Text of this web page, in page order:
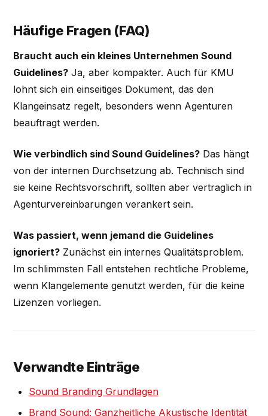
Häufige Fragen (FAQ)
Braucht auch ein kleines Unternehmen Sound
Guidelines? Ja, aber kompakter. Auch für KMU
lohnt sich ein einseitiges Dokument, das den
Klangeinsatz regelt, besonders wenn Agenturen
beauftragt werden.
Wie verbindlich sind Sound Guidelines? Das hängt
von der internen Durchsetzung ab. Technisch sind
sie keine Rechtsvorschrift, sollten aber vertraglich in
Agenturvereinbarungen verankert sein.
Was passiert, wenn jemand die Guidelines
ignoriert? Zunächst ein internes Qualitätsproblem.
Im schlimmsten Fall entstehen rechtliche Probleme,
wenn Klangelemente genutzt werden, für die keine
Lizenzen vorliegen.
Verwandte Einträge
Sound Branding Grundlagen
Brand Sound: Ganzheitliche Akustische Identität